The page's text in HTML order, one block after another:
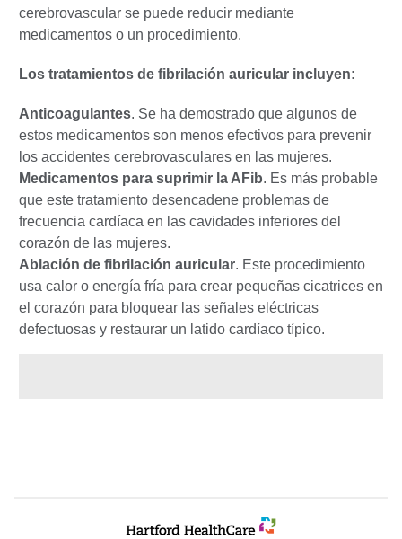
cerebrovascular se puede reducir mediante
medicamentos o un procedimiento.
Los tratamientos de fibrilación auricular incluyen:
Anticoagulantes. Se ha demostrado que algunos de
estos medicamentos son menos efectivos para prevenir
los accidentes cerebrovasculares en las mujeres.
Medicamentos para suprimir la AFib. Es más probable
que este tratamiento desencadene problemas de
frecuencia cardíaca en las cavidades inferiores del
corazón de las mujeres.
Ablación de fibrilación auricular. Este procedimiento
usa calor o energía fría para crear pequeñas cicatrices en
el corazón para bloquear las señales eléctricas
defectuosas y restaurar un latido cardíaco típico.